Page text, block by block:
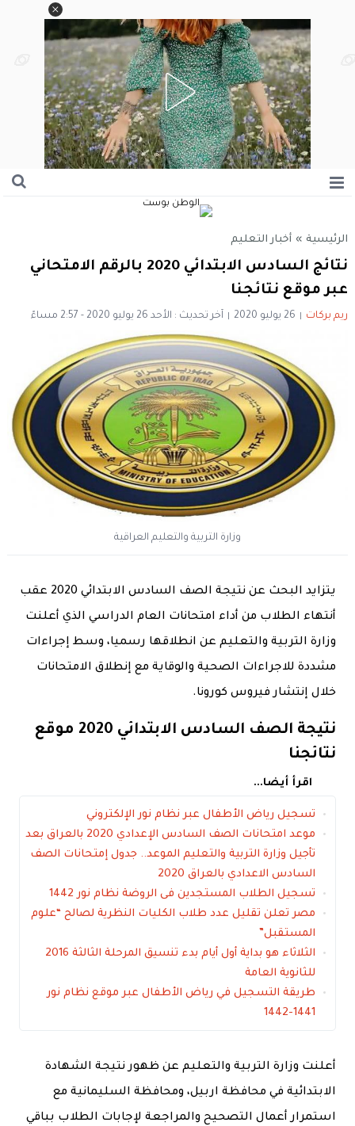
الرئيسية » أخبار التعليم
نتائج السادس الابتدائي 2020 بالرقم الامتحاني
عبر موقع نتائجنا
ريم بركات 26 يوليو 2020 آخر تحديث : الأحد 26 يوليو 2020 - 2:57 مساءً
وزارة التربية والتعليم العراقية
يتزايد البحث عن نتيجة الصف السادس الابتدائي 2020 عقب
أنتهاء الطلاب من أداء امتحانات العام الدراسي الذي أعلنت
وزارة التربية والتعليم عن انطلاقها رسميا، وسط إجراءات
مشددة للاجراءات الصحية والوقاية مع إنطلاق الامتحانات
خلال إنتشار فيروس كورونا.
نتيجة الصف السادس الابتدائي 2020 موقع
نتائجنا
اقرأ أيضا...
تسجيل رياض الأطفال عبر نظام نور الإلكتروني
موعد امتحانات الصف السادس الإعدادي 2020 بالعراق بعد
تأجيل وزارة التربية والتعليم الموعد.. جدول إمتحانات الصف
السادس الاعدادي بالعراق 2020
تسجيل الطلاب المستجدين فى الروضة نظام نور 1442
مصر تعلن تقليل عدد طلاب الكليات النظرية لصالح “علوم
المستقبل”
الثلاثاء هو بداية أول أيام بدء تنسيق المرحلة الثالثة 2016
للثانوية العامة
طريقة التسجيل في رياض الأطفال عبر موقع نظام نور
1441-1442
أعلنت وزارة التربية والتعليم عن ظهور نتيجة الشهادة
الابتدائية في محافظة اربيل، ومحافظة السليمانية مع
استمرار أعمال التصحيح والمراجعة لإجابات الطلاب بباقي